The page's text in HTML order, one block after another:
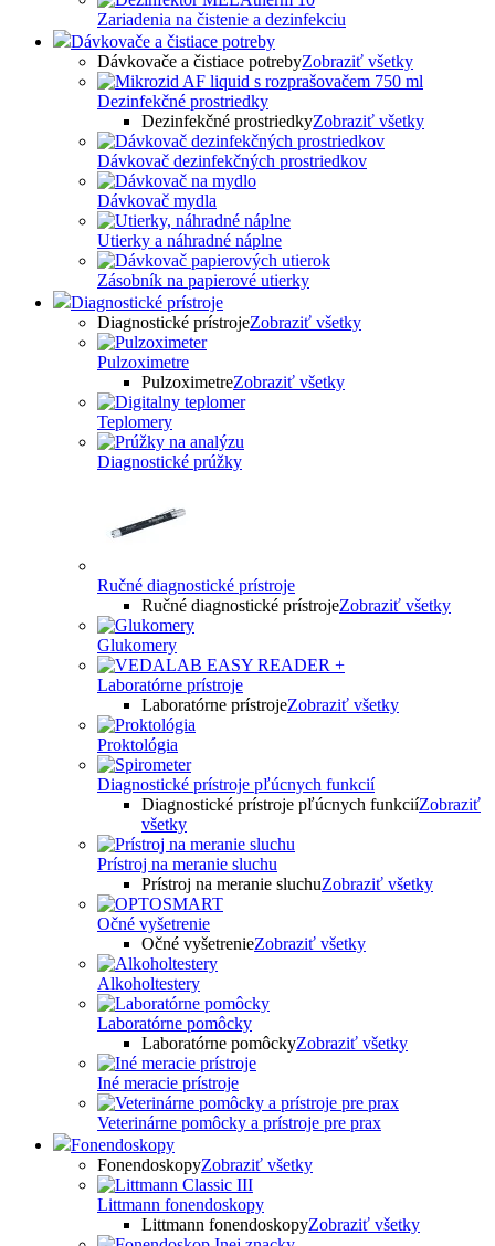
Zariadenia na čistenie a dezinfekciu
Dávkovače a čistiace potreby
Dávkovače a čistiace potrebyZobraziť všetky
Dezinfekčné prostriedky
Dezinfekčné prostriedkyZobraziť všetky
Dávkovač dezinfekčných prostriedkov
Dávkovač mydla
Utierky a náhradné náplne
Zásobník na papierové utierky
Diagnostické prístroje
Diagnostické prístrojeZobraziť všetky
Pulzoximetre
PulzoximetreZobraziť všetky
Teplomery
Diagnostické prúžky
Ručné diagnostické prístroje
Ručné diagnostické prístrojeZobraziť všetky
Glukomery
Laboratórne prístroje
Laboratórne prístrojeZobraziť všetky
Proktológia
Diagnostické prístroje pľúcnych funkcií
Diagnostické prístroje pľúcnych funkciíZobraziť
všetky
Prístroj na meranie sluchu
Prístroj na meranie sluchuZobraziť všetky
Očné vyšetrenie
Očné vyšetrenieZobraziť všetky
Alkoholtestery
Laboratórne pomôcky
Laboratórne pomôckyZobraziť všetky
Iné meracie prístroje
Veterinárne pomôcky a prístroje pre prax
Fonendoskopy
FonendoskopyZobraziť všetky
Littmann fonendoskopy
Littmann fonendoskopyZobraziť všetky